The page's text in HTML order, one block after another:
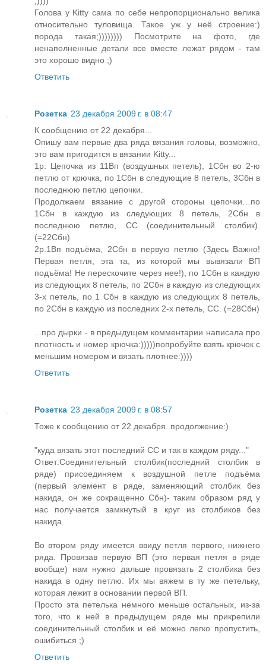
Голова у Kitty сама по себе непропорционально велика
относительно туловища. Такое уж у неё строение:)
порода такая;)))))))) Посмотрите на фото, где
ненаполненные детали все вместе лежат рядом - там
это хорошо видно ;)
Ответить
Розетка 23 декабря 2009 г. в 08:47
К сообщению от 22 декабря...
Опишу вам первые два ряда вязания головы, возможно,
это вам пригодится в вязании Kitty...
1р. Цепочка из 11Вп (воздушных петель), 1Сбн во 2-ю
петлю от крючка, по 1Сбн в следующие 8 петель, 3Сбн в
последнюю петлю цепочки.
Продолжаем вязание с другой стороны цепочки…по
1Сбн в каждую из следующих 8 петель, 2Сбн в
последнюю петлю, СС (соединительный столбик).
(=22Сбн)
2р.1Вп подъёма, 2Сбн в первую петлю (Здесь Важно!
Первая петля, эта та, из которой мы вывязали ВП
подъёма! Не перескочите через нее!), по 1Сбн в каждую
из следующих 8 петель, по 2Сбн в каждую из следующих
3-х петель, по 1 Сбн в каждую из следующих 8 петель,
по 2Сбн в каждую из последних 2-х петель, СС. (=28Сбн)
...про дырки - в предыдущем комментарии написала про
плотность и номер крючка:)))))попробуйте взять крючок с
меньшим номером и вязать плотнее:))))
Ответить
Розетка 23 декабря 2009 г. в 08:57
Тоже к сообщению от 22 декабря..продолжение:)
"куда вязать этот последний СС и так в каждом ряду..."
Ответ:Соединительный столбик(последний столбик в
ряде) присоединяем к воздушной петле подъёма
(первый элемент в ряде, заменяющий столбик без
накида, он же сокращенно Сбн)- таким образом ряд у
нас получается замкнутый в круг из столбиков без
накида.
Во втором ряду имеется ввиду петля первого, нижнего
ряда. Провязав первую ВП (это первая петля в ряде
вообще) нам нужно дальше провязать 2 столбика без
накида в одну петлю. Их мы вяжем в ту же петельку,
которая лежит в основании первой ВП.
Просто эта петелька немного меньше остальных, из-за
того, что к ней в предыдущем ряде мы прикрепили
соединительный столбик и её можно легко пропустить,
ошибиться ;)
Ответить